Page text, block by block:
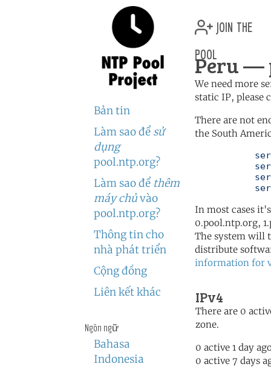
Bản tin
Làm sao để sử
dụng
pool.ntp.org?
Làm sao để thêm
máy chủvào
pool.ntp.org?
Thông tin cho
nhà phát triển
Cộng đồng
Liên kết khác
Ngôn ngữ
Bahasa
Indonesia
join the
pool
Peru —
We need more
static IP, please
There are not
the South
In most cases
0.pool.ntp.org,
The system will
distribute
information for
IPv4
There are 0
zone.
0 active 1 day
0 active 7 days